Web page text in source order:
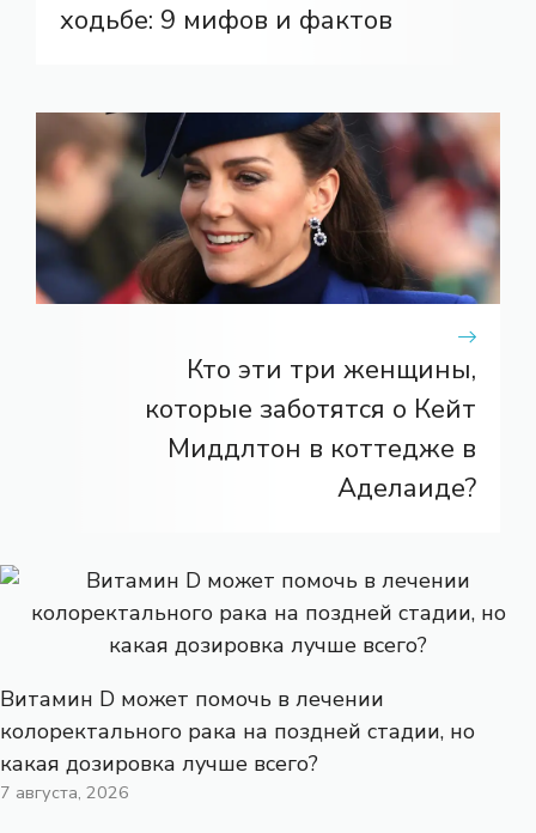
ходьбе: 9 мифов и фактов
Кто эти три женщины,
которые заботятся о Кейт
Миддлтон в коттедже в
Аделаиде?
Витамин D может помочь в лечении
колоректального рака на поздней стадии, но
какая дозировка лучше всего?
7 августа, 2026